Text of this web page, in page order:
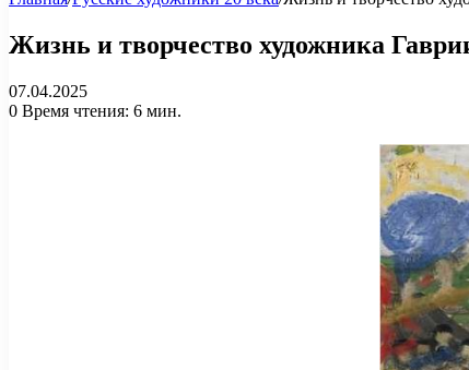
Жизнь и творчество художника
07.04.2025
0 Время чтения: 6 мин.